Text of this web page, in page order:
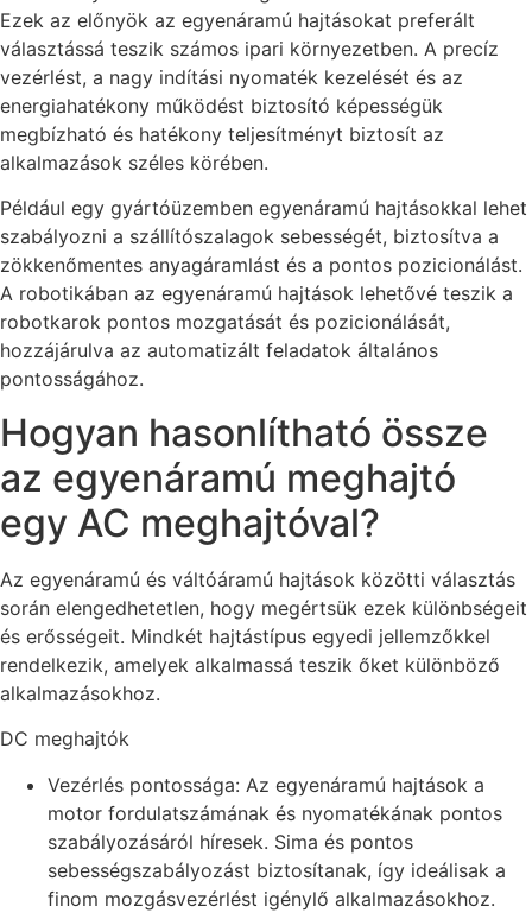
Ezek az előnyök az egyenáramú hajtásokat preferált
választássá teszik számos ipari környezetben. A precíz
vezérlést, a nagy indítási nyomaték kezelését és az
energiahatékony működést biztosító képességük
megbízható és hatékony teljesítményt biztosít az
alkalmazások széles körében.
Például egy gyártóüzemben egyenáramú hajtásokkal lehet
szabályozni a szállítószalagok sebességét, biztosítva a
zökkenőmentes anyagáramlást és a pontos pozicionálást.
A robotikában az egyenáramú hajtások lehetővé teszik a
robotkarok pontos mozgatását és pozicionálását,
hozzájárulva az automatizált feladatok általános
pontosságához.
Hogyan hasonlítható össze
az egyenáramú meghajtó
egy AC meghajtóval?
Az egyenáramú és váltóáramú hajtások közötti választás
során elengedhetetlen, hogy megértsük ezek különbségeit
és erősségeit. Mindkét hajtástípus egyedi jellemzőkkel
rendelkezik, amelyek alkalmassá teszik őket különböző
alkalmazásokhoz.
DC meghajtók
Vezérlés pontossága: Az egyenáramú hajtások a
motor fordulatszámának és nyomatékának pontos
szabályozásáról híresek. Sima és pontos
sebességszabályozást biztosítanak, így ideálisak a
finom mozgásvezérlést igénylő alkalmazásokhoz.